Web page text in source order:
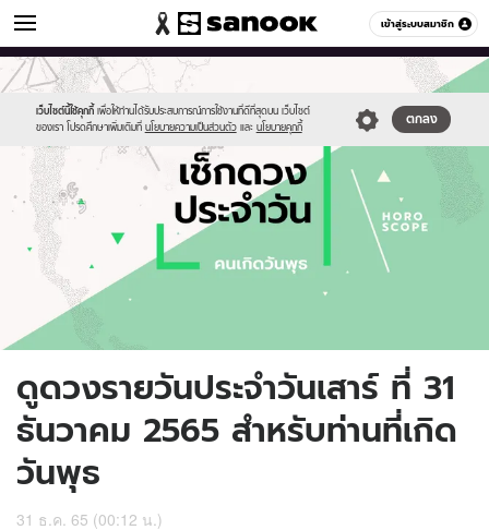
เข้าสู่ระบบสมาชิก
ดูดวง หมวดอื่นๆ
เว็บไซต์นี้ใช้คุกกี้ เพื่อให้ท่านได้รับประสบการณ์การใช้งานที่ดีที่สุดบน เว็บไซต์
ของเรา โปรดศึกษาเพิ่มเติมที่ นโยบายความเป็นส่วนตัว และ นโยบายคุกกี้
ตกลง
Sanook
//s.isanook.com/sr/0/images/logo-
new-
sanook.png
600
60
//s.isanook.com/ho/0/ud/fxd/day/daily-
horoscope-
wednesday.jpg
ดูดวงรายวันประจำวันเสาร์ ที่ 31
ธันวาคม 2565 สำหรับท่านที่เกิด
วันพุธ
31 ธ.ค. 65 (00:12 น.)